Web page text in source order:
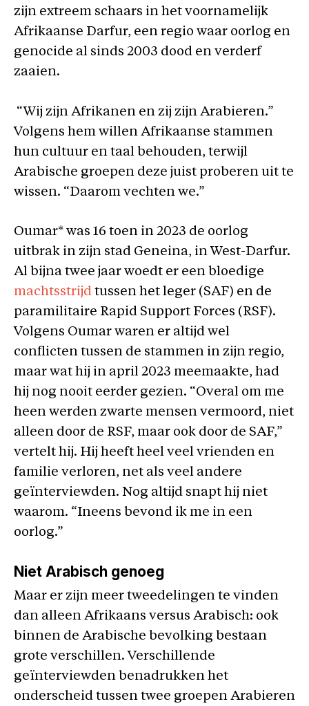
zijn extreem schaars in het voornamelijk
Afrikaanse Darfur, een regio waar oorlog en
genocide al sinds 2003 dood en verderf
zaaien.
“Wij zijn Afrikanen en zij zijn Arabieren.”
Volgens hem willen Afrikaanse stammen
hun cultuur en taal behouden, terwijl
Arabische groepen deze juist proberen uit te
wissen. “Daarom vechten we.”
Oumar* was 16 toen in 2023 de oorlog
uitbrak in zijn stad Geneina, in West-Darfur.
Al bijna twee jaar woedt er een bloedige
machtsstrijd tussen het leger (SAF) en de
paramilitaire Rapid Support Forces (RSF).
Volgens Oumar waren er altijd wel
conflicten tussen de stammen in zijn regio,
maar wat hij in april 2023 meemaakte, had
hij nog nooit eerder gezien. “Overal om me
heen werden zwarte mensen vermoord, niet
alleen door de RSF, maar ook door de SAF,”
vertelt hij. Hij heeft heel veel vrienden en
familie verloren, net als veel andere
geïnterviewden. Nog altijd snapt hij niet
waarom. “Ineens bevond ik me in een
oorlog.”
Niet Arabisch genoeg
Maar er zijn meer tweedelingen te vinden
dan alleen Afrikaans versus Arabisch: ook
binnen de Arabische bevolking bestaan
grote verschillen. Verschillende
geïnterviewden benadrukken het
onderscheid tussen twee groepen Arabieren